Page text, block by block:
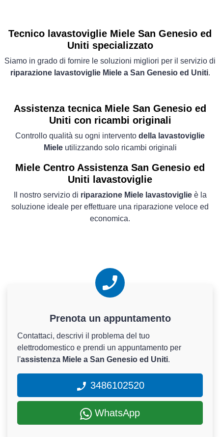
Tecnico lavastoviglie Miele San Genesio ed
Uniti specializzato
Siamo in grado di fornire le soluzioni migliori per il servizio di
riparazione lavastoviglie Miele a San Genesio ed Uniti.
Assistenza tecnica Miele San Genesio ed
Uniti con ricambi originali
Controllo qualità su ogni intervento della lavastoviglie
Mieleutilizzando solo ricambi originali
Miele Centro Assistenza San Genesio ed
Uniti lavastoviglie
Il nostro servizio di riparazione Miele lavastoviglieè la
soluzione ideale per effettuare una riparazione veloce ed
economica.
Prenota un appuntamento
Contattaci, descrivi il problema del tuo
elettrodomestico e prendi un appuntamento per
l'assistenza Miele a San Genesio ed Uniti.
3486102520
WhatsApp